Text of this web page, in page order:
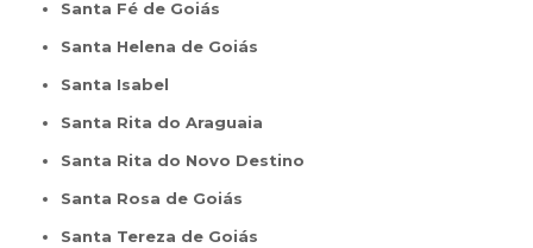
Santa Fé de Goiás
Santa Helena de Goiás
Santa Isabel
Santa Rita do Araguaia
Santa Rita do Novo Destino
Santa Rosa de Goiás
Santa Tereza de Goiás